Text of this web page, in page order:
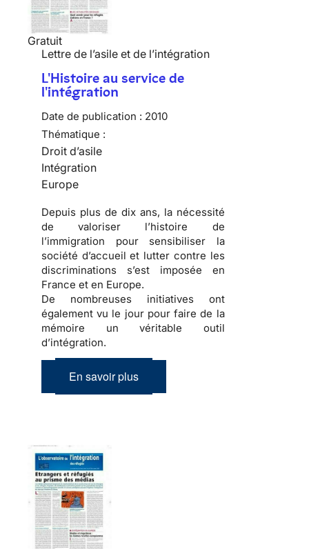
Gratuit
Lettre de l’asile et de l’intégration
L'Histoire au service de
l'intégration
Date de publication : 2010
Thématique :
Droit d’asile
Intégration
Europe
Depuis plus de dix ans, la nécessité
de valoriser l’histoire de
l’immigration pour sensibiliser la
société d’accueil et lutter contre les
discriminations s’est imposée en
France et en Europe.
De nombreuses initiatives ont
également vu le jour pour faire de la
mémoire un véritable outil
d’intégration.
En savoir plus